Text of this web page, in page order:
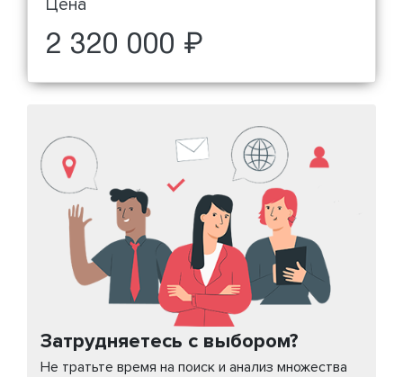
Цена
2 320 000 ₽
Затрудняетесь с выбором?
Не тратьте время на поиск и анализ множества